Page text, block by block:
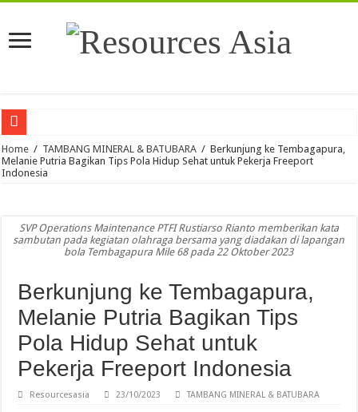
PHE: Pemboran Masif dan Kolaborasi Teknologi Kunci Kemandirian Energi
Pertamina Drilling Raih Penghargaan CSR Award 2026
Tingkatkan Akses dan Kualitas Pendidikan di Air Upas, Cita Mineral Investindo
Elnusa Perkuat Transformasi Digital melalui Pertapixel untuk Dukung
Kepastian Produksi Tambang, Kontribusi Dividen dan Penerimaan Guna
Kejar PLTS 100 GW, Akademisi ITPLN Minta RI Tak Terburu-buru
ESDM Tetapkan HBA Periode Pertama Agustus 2026 USD 124,44 per Ton,
Terminal LPG Tanjung Sekong PET Jadi Terminal LPG Pertama di Dunia
Home / TAMBANG MINERAL & BATUBARA / Berkunjung ke Tembagapura,
Melanie Putria Bagikan Tips Pola Hidup Sehat untuk Pekerja Freeport
Indonesia
SVP Operations Maintenance PTFI Rustiarso Rianto memberikan kata
sambutan pada kegiatan olahraga bersama yang diadakan di lapangan
bola Tembagapura Mile 68 pada 22 Oktober 2023
Berkunjung ke Tembagapura,
Melanie Putria Bagikan Tips
Pola Hidup Sehat untuk
Pekerja Freeport Indonesia
Resourcesasia 23/10/2023 TAMBANG MINERAL & BATUBARA